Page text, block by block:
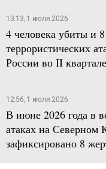
13:13, 1 июля 2026
4 человека убиты и
террористических
России во II
12:56, 1 июля 2026
В июне 2026 года в
атаках на Северном
зафиксировано 8